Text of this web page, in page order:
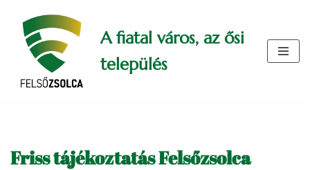
Skip
content
A fiatal város, az ősi
település
Friss tájékoztatás Felsőzsolca